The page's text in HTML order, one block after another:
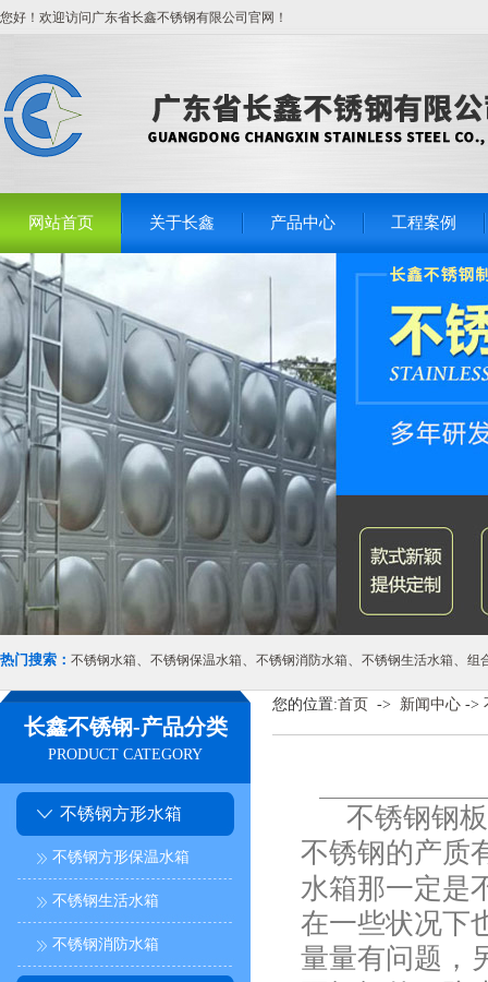
您好！欢迎访问广东省长鑫不锈钢有限公司官网！
网站首页 关于长鑫 产品中心 工程案例
热门搜索： 不锈钢水箱、 不锈钢保温水箱、 不锈钢消防水箱、 不锈钢生活水箱、 组
长鑫不锈钢-产品分类
PRODUCT CATEGORY
不锈钢方形水箱
不锈钢方形保温水箱
不锈钢生活水箱
不锈钢消防水箱
您的位置:首页 -> 新闻中心 ->
不锈钢钢板
不锈钢的产质
水箱那一定是
在一些状况下
量量有问题，